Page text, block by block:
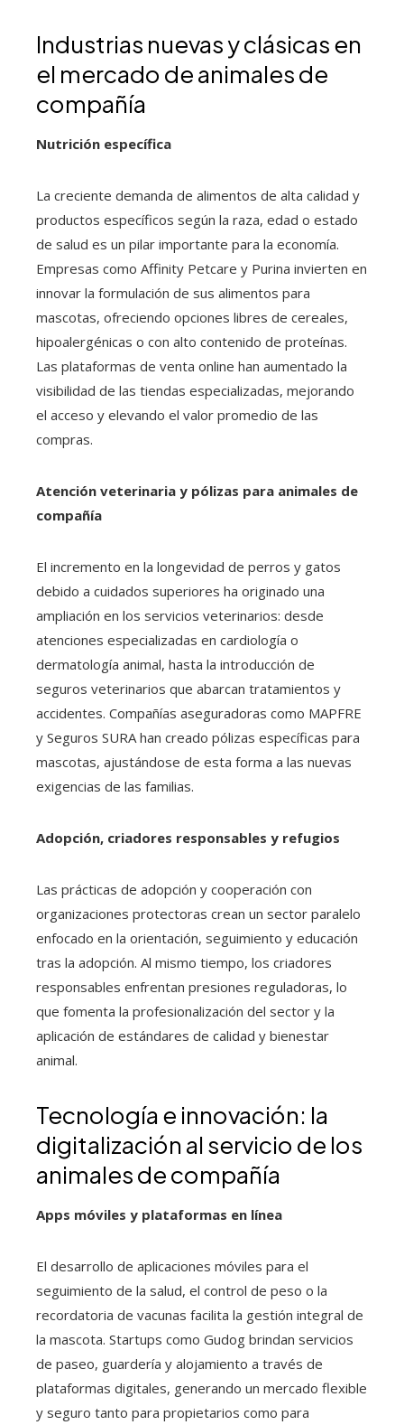
Industrias nuevas y clásicas en
el mercado de animales de
compañía
Nutrición específica
La creciente demanda de alimentos de alta calidad y
productos específicos según la raza, edad o estado
de salud es un pilar importante para la economía.
Empresas como Affinity Petcare y Purina invierten en
innovar la formulación de sus alimentos para
mascotas, ofreciendo opciones libres de cereales,
hipoalergénicas o con alto contenido de proteínas.
Las plataformas de venta online han aumentado la
visibilidad de las tiendas especializadas, mejorando
el acceso y elevando el valor promedio de las
compras.
Atención veterinaria y pólizas para animales de
compañía
El incremento en la longevidad de perros y gatos
debido a cuidados superiores ha originado una
ampliación en los servicios veterinarios: desde
atenciones especializadas en cardiología o
dermatología animal, hasta la introducción de
seguros veterinarios que abarcan tratamientos y
accidentes. Compañías aseguradoras como MAPFRE
y Seguros SURA han creado pólizas específicas para
mascotas, ajustándose de esta forma a las nuevas
exigencias de las familias.
Adopción, criadores responsables y refugios
Las prácticas de adopción y cooperación con
organizaciones protectoras crean un sector paralelo
enfocado en la orientación, seguimiento y educación
tras la adopción. Al mismo tiempo, los criadores
responsables enfrentan presiones reguladoras, lo
que fomenta la profesionalización del sector y la
aplicación de estándares de calidad y bienestar
animal.
Tecnología e innovación: la
digitalización al servicio de los
animales de compañía
Apps móviles y plataformas en línea
El desarrollo de aplicaciones móviles para el
seguimiento de la salud, el control de peso o la
recordatoria de vacunas facilita la gestión integral de
la mascota. Startups como Gudog brindan servicios
de paseo, guardería y alojamiento a través de
plataformas digitales, generando un mercado flexible
y seguro tanto para propietarios como para